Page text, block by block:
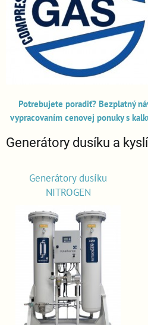
Potrebujete poradiť? Bezplatný
vypracovaním cenovej ponuky s
Generátory dusíku a
Generátory dusíku
NITROGEN